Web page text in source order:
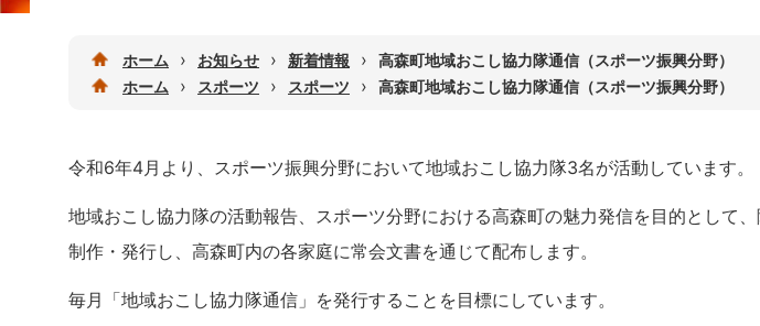
ホーム › お知らせ › 新着情報 ›
高森町地域おこし協力隊通信（スポーツ振興分野）
ホーム
› スポーツ › スポーツ › 高森町地域おこし協力隊通信（スポーツ振興分野）
令和6年4月より、スポーツ振興分野において地域おこし協力隊3名が活動しています。
地域おこし協力隊の活動報告、スポーツ分野における高森町の魅力発信を目的として
制作・発行し、高森町内の各家庭に常会文書を通じて配布します。
毎月「地域おこし協力隊通信」を発行することを目標にしています。